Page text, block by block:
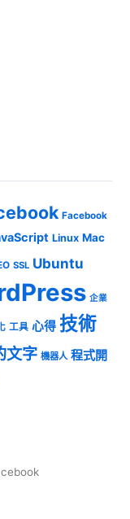
Facebook
Linux Mac
SSL Ubuntu
企業
工具 心得 技術
文字 機器人 程式開